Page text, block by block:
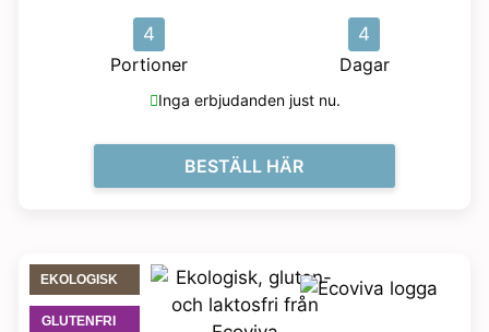
4
Portioner
4
Dagar
Inga erbjudanden just nu.
BESTÄLL HÄR
EKOLOGISK
GLUTENFRI